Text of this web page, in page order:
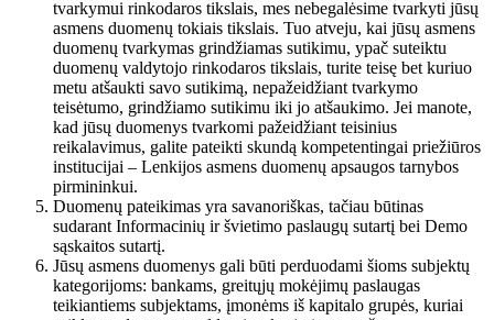
tvarkymui rinkodaros tikslais, mes nebegalėsime tvarkyti jūsų
asmens duomenų tokiais tikslais. Tuo atveju, kai jūsų asmens
duomenų tvarkymas grindžiamas sutikimu, ypač suteiktu
duomenų valdytojo rinkodaros tikslais, turite teisę bet kuriuo
metu atšaukti savo sutikimą, nepažeidžiant tvarkymo
teisėtumo, grindžiamo sutikimu iki jo atšaukimo. Jei manote,
kad jūsų duomenys tvarkomi pažeidžiant teisinius
reikalavimus, galite pateikti skundą kompetentingai priežiūros
institucijai – Lenkijos asmens duomenų apsaugos tarnybos
pirmininkui.
Duomenų pateikimas yra savanoriškas, tačiau būtinas
sudarant Informacinių ir švietimo paslaugų sutartį bei Demo
sąskaitos sutartį.
Jūsų asmens duomenys gali būti perduodami šioms subjektų
kategorijoms: bankams, greitųjų mokėjimų paslaugas
teikiantiems subjektams, įmonėms iš kapitalo grupės, kuriai